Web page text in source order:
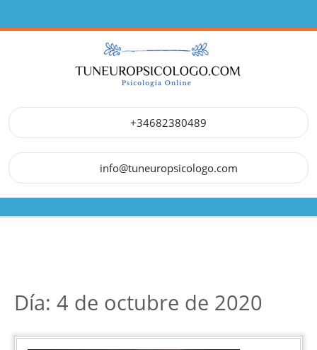
al
+34682380489
info@tuneuropsicologo.com
Botón
Día: 4 de octubre de 2020